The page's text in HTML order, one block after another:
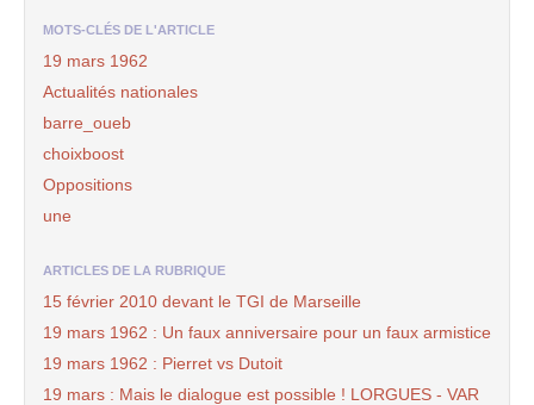
MOTS-CLÉS DE L'ARTICLE
19 mars 1962
Actualités nationales
barre_oueb
choixboost
Oppositions
une
ARTICLES DE LA RUBRIQUE
15 février 2010 devant le TGI de Marseille
19 mars 1962 : Un faux anniversaire pour un faux armistice
19 mars 1962 : Pierret vs Dutoit
19 mars : Mais le dialogue est possible ! LORGUES - VAR